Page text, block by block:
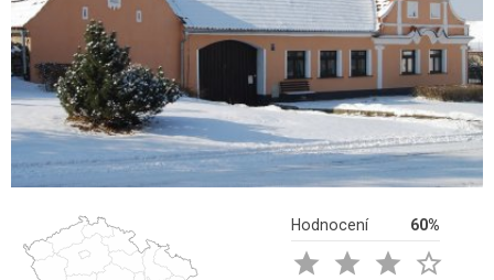
Hodnocení 60%
   